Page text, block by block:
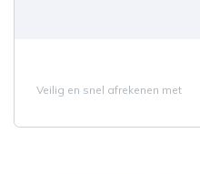
Veilig en snel afrekenen met